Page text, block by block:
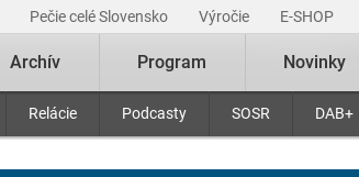
Pečie celé Slovensko Výročie E-SHOP
Relácie Podcasty SOSR DAB+
Archív Program Novinky